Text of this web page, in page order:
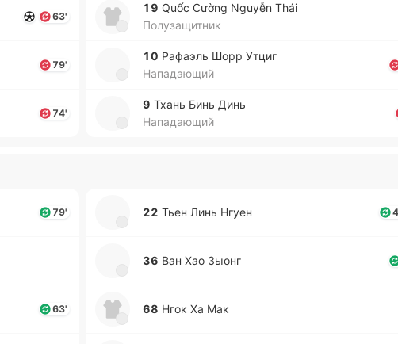
63'
79'
74'
19 Quốc Cường Nguyễn Thái
Полузащитник
10 Ра­фаэль Шорр Утциг
Нападающий
9 Тхань Бинь Динь
Нападающий
79'
63'
22 Тьен Линь Нгуен
36 Ван Хао Зыонг
68 Нгок Ха Мак